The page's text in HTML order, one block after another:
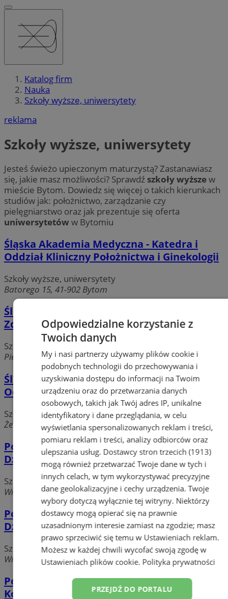
Katalog firm
Nauka
Szkoły wyższe, uniwersytety
reklama
Szkoły wyższe, uniwersytety
Jesteś świeżo upieczonym maturzystą? Zastanawiasz
się, jakie masz możliwości? Sprawdź szkoły wyższew
mieście Bytom. Dowiedz się więcej o takich kierunkach
studiów jak: położnictwo, zarządzanie czy
pielęgniarstwo oraz jak prezentuje się oferta
uniwersytetów w Bytomiu
Śląska Akademia Medyczna - Katedra i
Oddział Kliniczny Położnictwa i Ginekologii
Szkoły wyższe, uniwersytety
Batorego 15, 41-902 Bytom
Śląska Akademia Medyczna Wydział
Zdrowia Publicznego
Szkoły wyższe, uniwersytety
Piekarska 18, 41-902 Bytom
Śląska Akademia Medyczna - V Katedra i
Oddział Kliniczny Chorób Wewnętrznych
Szkoły wyższe, uniwersytety
Żeromskiego 7, 41-902 Bytom
Politechnika Śląska - Wydział Transportu -
Dziekanat w Bytomiu
Szkoły wyższe, uniwersytety
Wrocławska 120, 41-902 Bytom
Politechnika Śląska - Wydział Transportu -
Dziekanat w Bytomiu
Szkoły wyższe, uniwersytety
Wrocławska 120, 41-902 Bytom
Polsko-Japońska Wyższa Szkoła Technik
Komputerowych - Wydział Zamiejscowy
Odpowiedzialne korzystanie z
Twoich danych
My i nasi partnerzy używamy plików cookie i
podobnych technologii do przechowywania i
uzyskiwania dostępu do informacji na Twoim
urządzeniu oraz do przetwarzania danych
osobowych, takich jak Twój adres IP, unikalne
identyfikatory i dane przeglądania, w celu
wyświetlania spersonalizowanych reklam i treści,
pomiaru reklam i treści, analizy odbiorców oraz
ulepszania usług. Dostawcy stron trzecich (1913)
mogą również przetwarzać Twoje dane w tych i
innych celach, w tym wykorzystywać precyzyjne
dane geolokalizacyjne i cechy urządzenia. Twoje
wybory dotyczą wyłącznie tej witryny. Niektórzy
dostawcy mogą opierać się na prawnie
uzasadnionym interesie zamiast na zgodzie; masz
prawo sprzeciwić się temu w Ustawieniach reklam.
Możesz w każdej chwili wycofać swoją zgodę w
Ustawieniach plików cookie. Polityka prywatności
PRZEJDŹ DO PORTALU